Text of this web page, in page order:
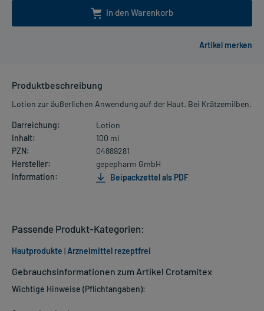
In den Warenkorb
Produktbeschreibung
Lotion zur äußerlichen Anwendung auf der Haut. Bei Krätzemilben.
Darreichung:
Lotion
Inhalt:
100 ml
PZN:
04889281
Hersteller:
gepepharm GmbH
Information:
Beipackzettel als PDF
Gebrauchsinformationen zum Artikel Crotamitex
Wichtige Hinweise (Pflichtangaben):
Passende Produkt-Kategorien:
Hautprodukte |Arzneimittel rezeptfrei